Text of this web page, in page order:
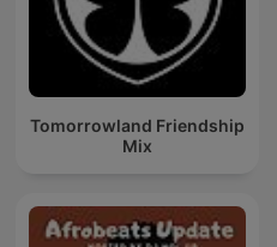
Tomorrowland Friendship
Mix